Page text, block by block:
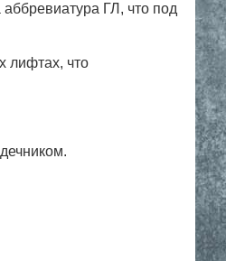
ГЛ, что под
лифтах, что